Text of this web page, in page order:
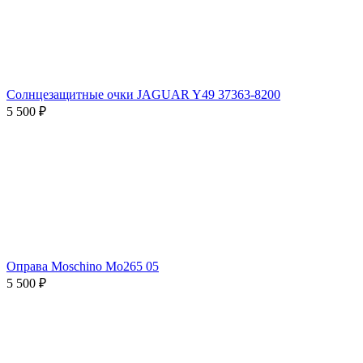
Солнцезащитные очки JAGUAR Y49 37363-8200
5 500 ₽
Оправа Moschino Mo265 05
5 500 ₽